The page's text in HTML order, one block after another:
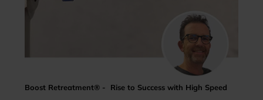
Boost Retreatment® - Rise to Success with High Speed